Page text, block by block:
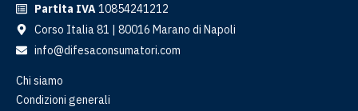
Partita IVA10854241212
Corso Italia 81 | 80016 Marano di Napoli
info@difesaconsumatori.com
Chi siamo
Condizioni generali